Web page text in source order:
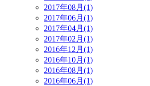
2017年08月(1)
2017年06月(1)
2017年04月(1)
2017年02月(1)
2016年12月(1)
2016年10月(1)
2016年08月(1)
2016年06月(1)